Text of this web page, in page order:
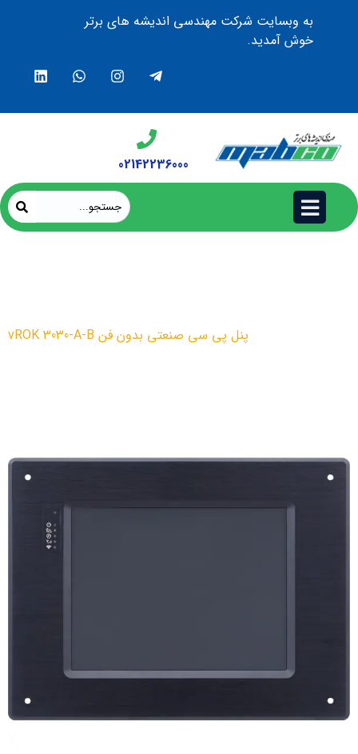
به وبسایت شرکت مهندسی اندیشه های برتر
خوش آمدید.
02142236000
پنل پی سی صنعتی بدون فن
پنل پی سی صنعتی بدون فن vROK 3030-A-B